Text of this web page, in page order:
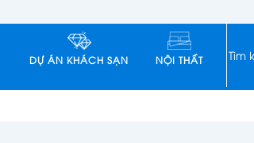
DỰ ÁN KHÁCH SẠN NỘI THẤT